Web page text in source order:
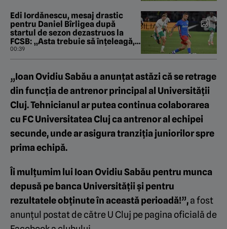
Edi Iordănescu, mesaj drastic
pentru Daniel Bîrligea după
startul de sezon dezastruos la
FCSB: „Asta trebuie să înțeleagă,
înainte de orice!”
00:39
„Ioan Ovidiu Sabău a anunțat astăzi că se retrage
din funcția de antrenor principal al Universității
Cluj. Tehnicianul ar putea continua colaborarea
cu FC Universitatea Cluj ca antrenor al echipei
secunde, unde ar asigura tranziția juniorilor spre
prima echipă.
Îi mulțumim lui Ioan Ovidiu Sabău pentru munca
depusă pe banca Universității și pentru
rezultatele obținute în această perioadă!”,a fost
anunțul postat de către U Cluj pe pagina oficială de